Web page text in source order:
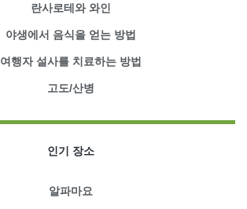
란사로테와 와인
야생에서 음식을 얻는 방법
여행자 설사를 치료하는 방법
고도/산병
인기 장소
알파마요